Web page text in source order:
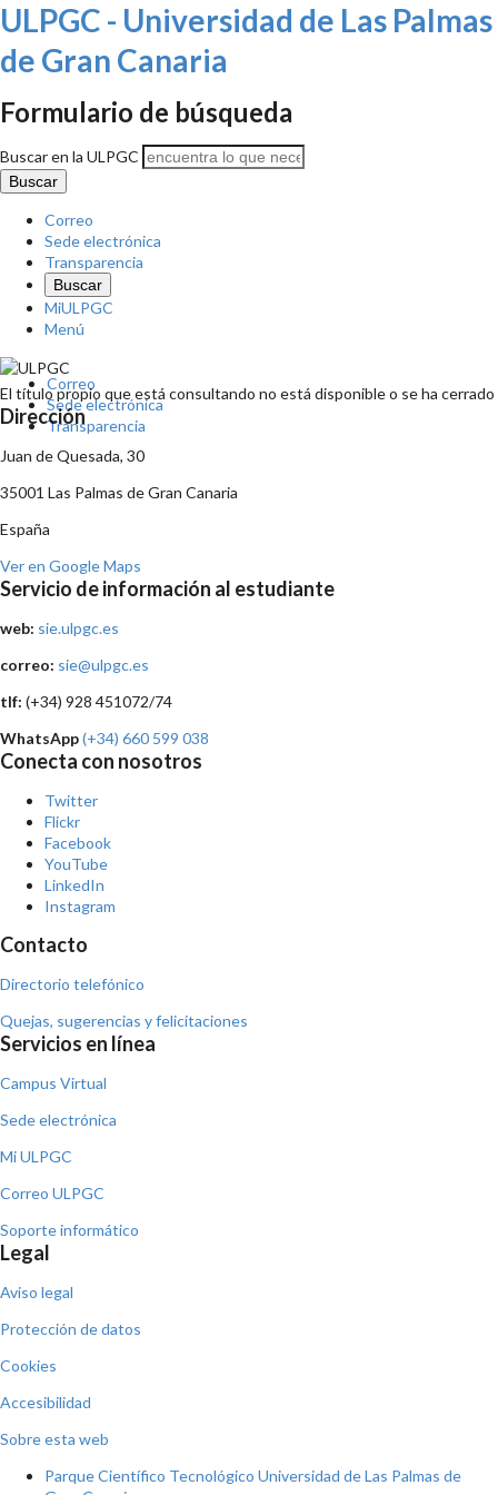
ULPGC - Universidad de Las Palmas
de Gran Canaria
Formulario de búsqueda
Buscar en la ULPGC
Correo
Sede electrónica
Transparencia
Buscar
MiULPGC
Menú
Correo
Sede electrónica
Transparencia
El título propio que está consultando no está disponible o se ha cerrado
Dirección
Juan de Quesada, 30
35001 Las Palmas de Gran Canaria
España
Ver en Google Maps
Servicio de información al estudiante
web: sie.ulpgc.es
correo: sie@ulpgc.es
tlf: (+34) 928 451072/74
WhatsApp(+34) 660 599 038
Conecta con nosotros
Twitter
Flickr
Facebook
YouTube
LinkedIn
Instagram
Contacto
Directorio telefónico
Quejas, sugerencias y felicitaciones
Servicios en línea
Campus Virtual
Sede electrónica
Mi ULPGC
Correo ULPGC
Soporte informático
Legal
Aviso legal
Protección de datos
Cookies
Accesibilidad
Sobre esta web
Parque Científico Tecnológico Universidad de Las Palmas de